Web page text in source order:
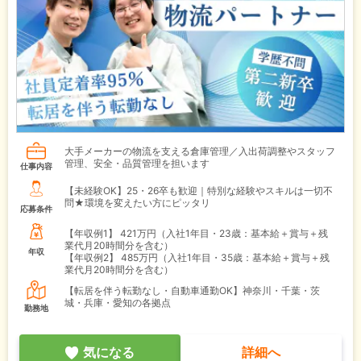
仕事内容
大手メーカーの物流を支える倉庫管理／入出荷調整やスタッフ
管理、安全・品質管理を担います
応募条件
【未経験OK】25・26卒も歓迎｜特別な経験やスキルは一切不
問★環境を変えたい方にピッタリ
年収
【年収例1】
421万円（入社1年目・23歳：基本給＋賞与＋残
業代月20時間分を含む）
【年収例2】
485万円（入社1年目・35歳：基本給＋賞与＋残
業代月20時間分を含む）
勤務地
【転居を伴う転勤なし・自動車通勤OK】神奈川・千葉・茨
城・兵庫・愛知の各拠点
気になる 詳細へ